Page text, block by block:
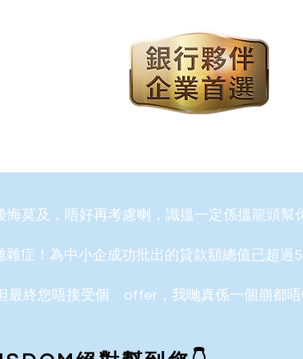
莫及，唔好再考慮喇，識搵一定係搵龍頭幫
症！為中小企成功批出的貸款額總值已超過
最終您唔接受個 offer，我哋真係一個崩都唔